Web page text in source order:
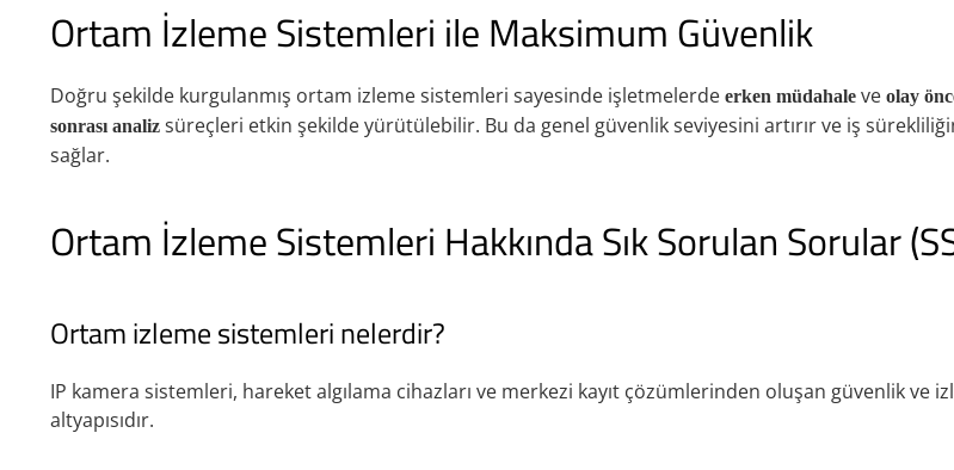
Ortam İzleme Sistemleri ile Maksimum Güvenlik
Doğru şekilde kurgulanmış ortam izleme sistemleri sayesinde işletmelerde erken müdahale ve olay
sonrası analiz süreçleri etkin şekilde yürütülebilir. Bu da genel güvenlik seviyesini artırır ve iş
sağlar.
Ortam İzleme Sistemleri Hakkında Sık Sorulan Sorular
Ortam izleme sistemleri nelerdir?
IP kamera sistemleri, hareket algılama cihazları ve merkezi kayıt çözümlerinden oluşan güvenlik ve
altyapısıdır.